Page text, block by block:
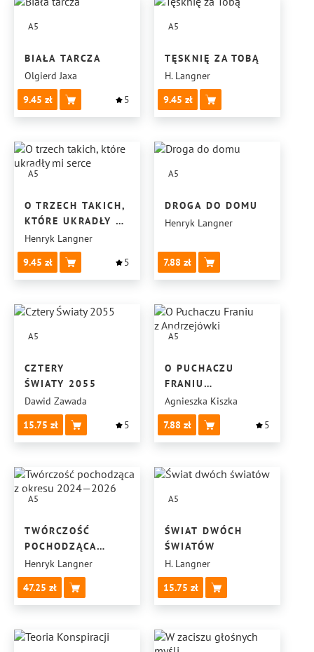
A5
BIAŁA TARCZA
Olgierd Jaxa
9.45
5
A5
TĘSKNIĘ ZA TOBĄ
H. Langner
9.45
A5
O TRZECH TAKICH,
KTÓRE UKRADŁY MI
SERCE
Henryk Langner
9.45
5
A5
DROGA DO DOMU
Henryk Langner
7.88
A5
CZTERY
ŚWIATY 2055
Dawid Zawada
15.75
5
A5
O PUCHACZU
FRANIU
Z ANDRZEJÓWKI
Agnieszka Kiszka
7.88
5
A5
TWÓRCZOŚĆ
POCHODZĄCA
Z OKRESU 2024—
2026
Henryk Langner
47.25
A5
ŚWIAT DWÓCH
ŚWIATÓW
H. Langner
15.75